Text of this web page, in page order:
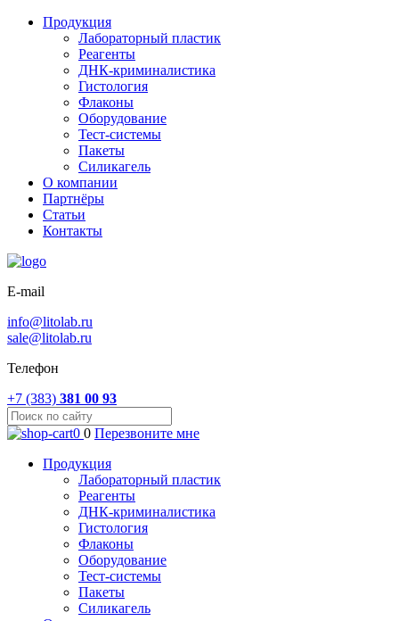
Продукция
Лабораторный пластик
Реагенты
ДНК-криминалистика
Гистология
Флаконы
Оборудование
Тест-системы
Пакеты
Силикагель
О компании
Партнёры
Статьи
Контакты
E-mail
info@litolab.ru
sale@litolab.ru
Телефон
+7 (383) 381 00 93
0 0 Перезвоните мне
Продукция
Лабораторный пластик
Реагенты
ДНК-криминалистика
Гистология
Флаконы
Оборудование
Тест-системы
Пакеты
Силикагель